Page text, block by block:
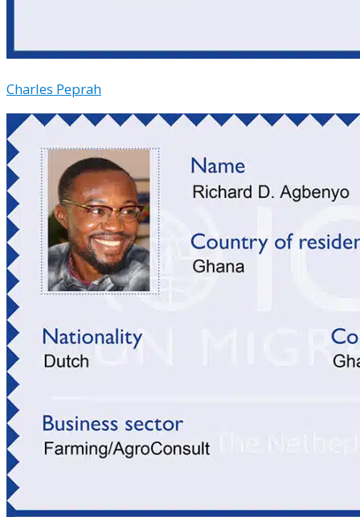
Charles Peprah